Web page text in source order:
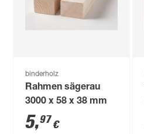
binderholz
Rahmen sägerau
3000 x 58 x 38 mm
5,97€